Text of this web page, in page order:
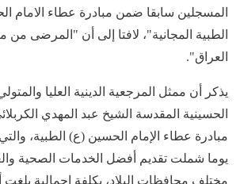
المسجلين سابقا ضمن مبادرة عطاء الامام
الطبية المجانية"، لافتا إلى أن "المرضى
العراق".
يذكر أن ممثل المرجعية الدينية العليا
الحسينية المقدسة الشيخ عبد المهدي
يوما شملت تقديم أفضل الخدمات الصحية
مختلف محافظات البلاد، بكلفة إجمالية بلغت